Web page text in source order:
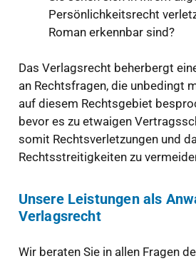
Persönlichkeitsrecht
Roman erkennbar sind?
Das Verlagsrecht beherbergt
an Rechtsfragen, die unbedingt
auf diesem Rechtsgebiet
bevor es zu etwaigen
somit Rechtsverletzungen und
Rechtsstreitigkeiten zu
Unsere Leistungen als
Verlagsrecht
Wir beraten Sie in allen Fragen